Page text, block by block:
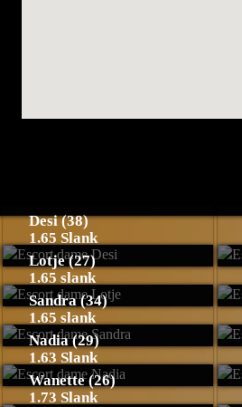
Desi (38)
1.65 Slank
Lotje (27)
1.65 slank
Sandra (34)
1.65 slank
Nadia (29)
1.63 Slank
Wanette (26)
1.73 Slank